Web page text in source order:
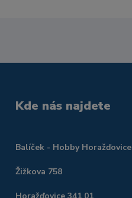
Kde nás najdete
Balíček - Hobby Horažďovice
Žižkova 758